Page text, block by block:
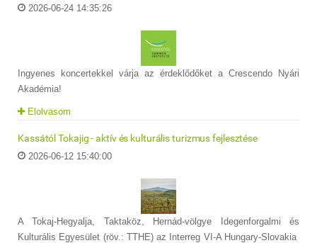
2026-06-24 14:35:26
Ingyenes koncertekkel várja az érdeklődőket a Crescendo Nyári
Akadémia!
Elolvasom
Kassától Tokajig - aktív és kulturális turizmus fejlesztése
2026-06-12 15:40:00
A Tokaj-Hegyalja, Taktaköz, Hernád-völgye Idegenforgalmi és
Kulturális Egyesület (röv.: TTHE) az Interreg VI-A Hungary-Slovakia